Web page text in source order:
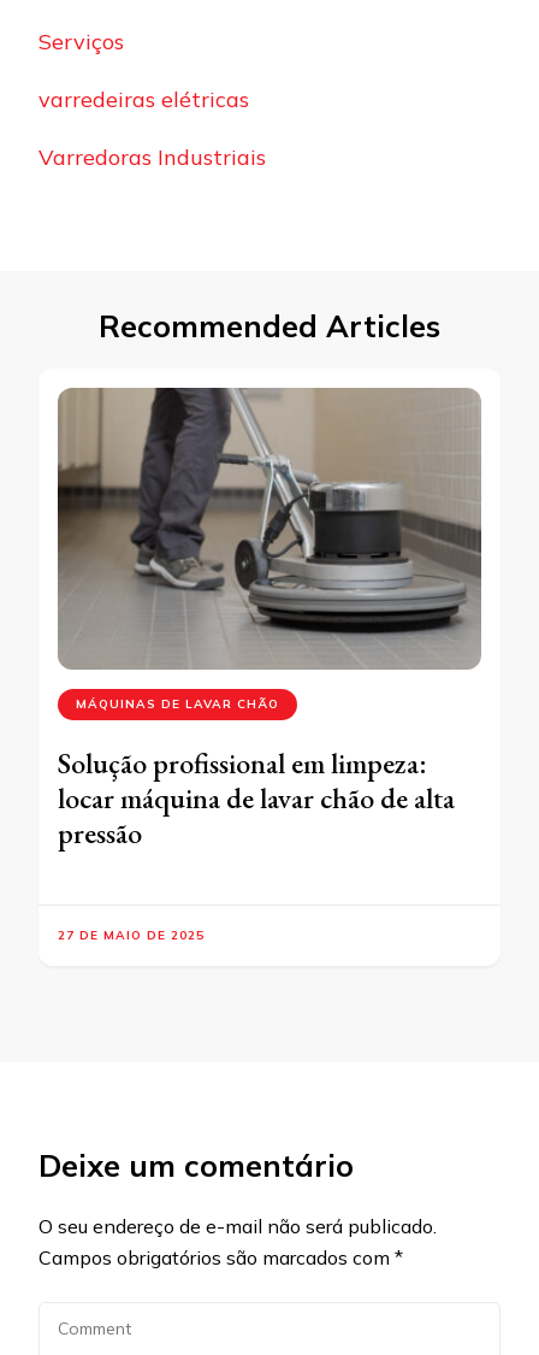
Serviços
varredeiras elétricas
Varredoras Industriais
Recommended Articles
MÁQUINAS DE LAVAR CHÃO
Solução profissional em limpeza:
locar máquina de lavar chão de alta
pressão
27 DE MAIO DE 2025
Deixe um comentário
O seu endereço de e-mail não será publicado.
Campos obrigatórios são marcados com *